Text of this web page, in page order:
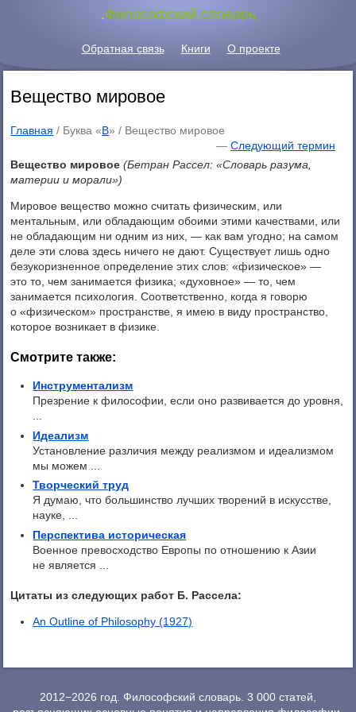
.Философский словарь
Обратная связь Книги О проекте
Вещество мировое
Главная / Буква «В» / Вещество мировое
— Следующий термин
Вещество мировое (Бетран Рассел: «Словарь разума,
материи и морали»)
Мировое вещество можно считать физическим, или
ментальным, или обладающим обоими этими качествами, или
не обладающим ни одним из них, — как вам угодно; на самом
деле эти слова здесь ничего не дают. Существует лишь одно
безукоризненное определение этих слов: «физическое» —
это то, чем занимается физика; «духовное» — то, чем
занимается психология. Соответственно, когда я говорю
о «физическом» пространстве, я имею в виду пространство,
которое возникает в физике.
Смотрите также:
Инструментализм
Презрение к философии, если оно развивается до уровня,
Идеализм
Установление различия между реализмом и идеализмом
мы можем ...
Творческий труд
Я думаю, что большинство лучших творений в искусстве,
науке, ...
Перспектива историческая
Военное превосходство Европы по отношению к Азии
не является ...
Цитаты из следующих работ Б. Рассела:
An Outline of Philosophy (1927)
2012−2026 год. Философский словарь. 3 000 статей,